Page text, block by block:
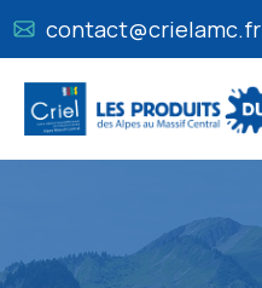
contact@crielamc.fr